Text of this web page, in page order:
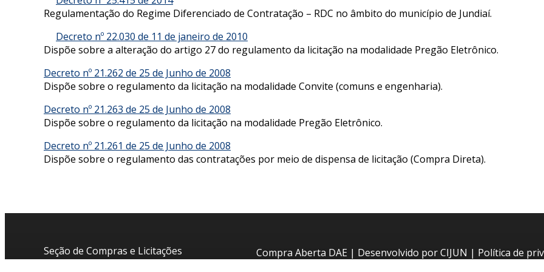
Regulamentação do Regime Diferenciado de Contratação – RDC no âmbito do município de Jundiaí.
Decreto nº 22.030 de 11 de janeiro de 2010
Dispõe sobre a alteração do artigo 27 do regulamento da licitação na modalidade Pregão Eletrônico.
Decreto nº 21.262 de 25 de Junho de 2008
Dispõe sobre o regulamento da licitação na modalidade Convite (comuns e engenharia).
Decreto nº 21.263 de 25 de Junho de 2008
Dispõe sobre o regulamento da licitação na modalidade Pregão Eletrônico.
Decreto nº 21.261 de 25 de Junho de 2008
Dispõe sobre o regulamento das contratações por meio de dispensa de licitação (Compra Direta).
Seção de Compras e Licitações Compra Aberta DAE | Desenvolvido porCIJUN | Política de